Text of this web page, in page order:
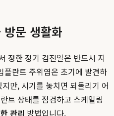
문 생활화
정한 정기 검진일은 반드시 지
플란트 주위염은 초기에 발견하
만, 시기를 놓치면 되돌리기 어
트 상태를 점검하고 스케일링
관리 방법입니다.